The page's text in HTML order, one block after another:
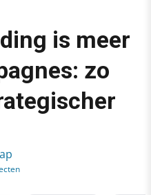
campagnes: zo maak je
is meer
zo